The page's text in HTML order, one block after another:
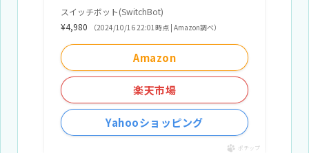
スイッチボット(SwitchBot)
¥4,980
（2024/10/16 22:01時点 | Amazon調べ）
Amazon
楽天市場
Yahooショッピング
ポチップ